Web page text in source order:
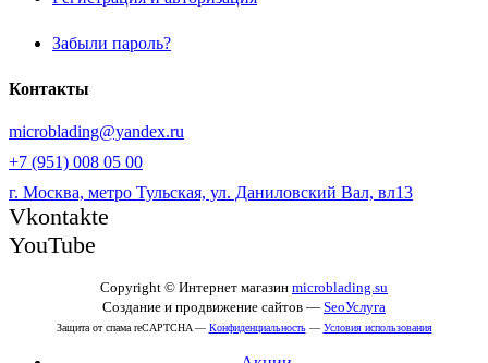
Забыли пароль?
Контакты
microblading@yandex.ru
+7 (951) 008 05 00
г. Москва, метро Тульская, ул. Даниловский Вал, вл13
Vkontakte
YouTube
Copyright © Интернет магазин microblading.su
Создание и продвижение сайтов — SeoУслуга
Защита от спама reCAPTCHA — Конфиденциальность— Условия использования